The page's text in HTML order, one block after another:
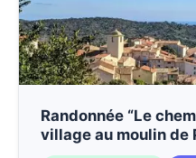
Randonnée “Le
village au moulin de